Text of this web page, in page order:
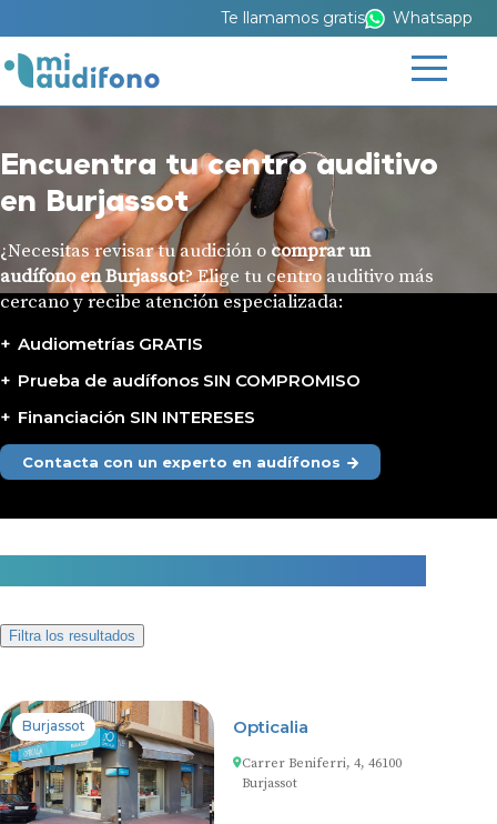
Te llamamos gratis Whatsapp
Encuentra tu centro auditivo
en Burjassot
¿Necesitas revisar tu audición o comprar un
audífono en Burjassot? Elige tu centro auditivo más
cercano y recibe atención especializada:
Audiometrías GRATIS
Prueba de audífonos SIN COMPROMISO
Financiación SIN INTERESES
Contacta con un experto en audífonos
2 centros auditivos en Burjassot
Filtra los resultados
Burjassot Opticalia
Carrer Beniferri, 4, 46100
Burjassot